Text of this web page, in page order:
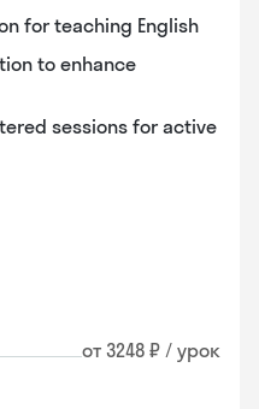
for teaching English
to enhance
sessions for active
от 3248 ₽ / урок